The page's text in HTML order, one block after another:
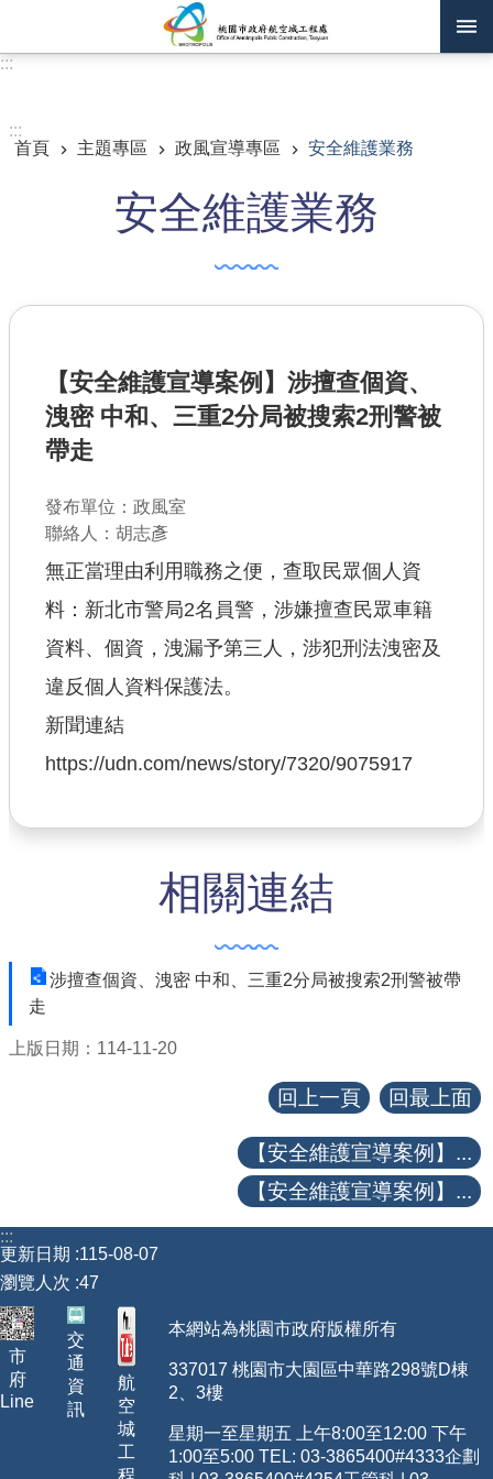
業務資訊
政府公開資訊
廉政平臺專區
查估
工程
回首頁
桃園市政府
常見問答
工務局
市政信箱
【隱私權政策】
【政府網站資料開放宣告】
:::
:::
首頁
主題專區 政風宣導專區 安全維護業務
安全維護業務
【安全維護宣導案例】涉擅查個資、
洩密 中和、三重2分局被搜索2刑警被
帶走
發布單位：政風室
聯絡人：胡志彥
無正當理由利用職務之便，查取民眾個人資
料：新北市警局2名員警，涉嫌擅查民眾車籍
資料、個資，洩漏予第三人，涉犯刑法洩密及
違反個人資料保護法。
新聞連結
https://udn.com/news/story/7320/9075917
相關連結
涉擅查個資、洩密 中和、三重2分局被搜索2刑警被帶
走
上版日期：114-11-20
回上一頁 回最上面
【安全維護宣導案例】...
【安全維護宣導案例】...
:::
更新日期
115-08-07
瀏覽人次 47
市
府
Line
交
通
資
訊
航
空
城
工
程
本網站為桃園市政府版權所有
337017 桃園市大園區中華路298號D棟
2、3樓
星期一至星期五 上午8:00至12:00 下午
1:00至5:00 TEL: 03-3865400#4333企劃